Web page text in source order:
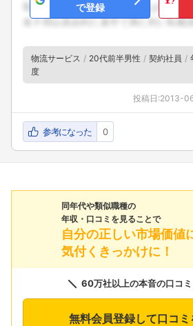
で登録
物流サービス 20代前半男性 契約社員
度
投稿日:2013-
参考になった 0
同年代や類似職種の
年収・口コミを見ることで
自分の正しい市場価値
気付くきっかけに！
60万社以上の本音の口コ
無料会員登録して口コミ